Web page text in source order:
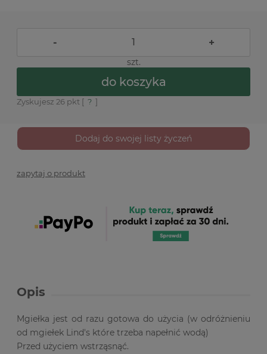
- +
szt.
do koszyka
Zyskujesz 26 pkt [ ? ]
Dodaj do swojej listy życzeń
zapytaj o produkt
Opis
Mgiełka jest od razu gotowa do użycia (w odróżnieniu
od mgiełek Lind's które trzeba napełnić wodą)
Przed użyciem wstrząsnąć.